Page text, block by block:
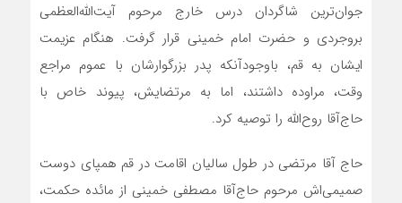
جوان‌ترین شاگردان درس خارج مرحوم آیت‌الله‌العظمی
بروجردی و حضرت امام خمینی قرار گرفت. هنگام عزیمت
ایشان به قم، باوجودآنکه پدر بزرگوارشان با عموم مراجع
وقت، مراوده داشتند، اما به مرتضایش، پیوند خاص با
حاج‌آقا روح‌الله را توصیه کرد.
حاج آقا مرتضی در طول سالیان اقامت در قم همپای دوست
صمیمی‌اش مرحوم حاج‌آقا مصطفی خمینی از مائده حکمت،